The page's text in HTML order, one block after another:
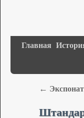
Главная
←